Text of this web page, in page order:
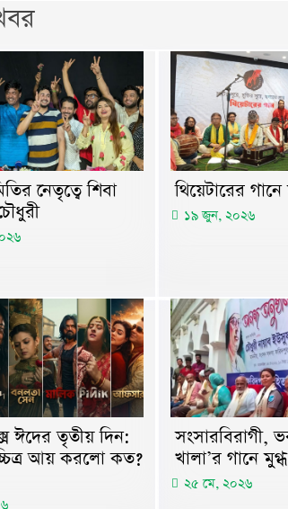
নেতৃত্বে শিবা
থিয়েটারের
১৯ জুন, ২০২৬
ঈদের তৃতীয় দিন:
আয় করলো কত?
সংসারবিরাগী,
খালা’র গানে
২৫ মে, ২০২৬